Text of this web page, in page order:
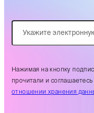
Нажимая на кнопку
прочитали и
отношении хранения